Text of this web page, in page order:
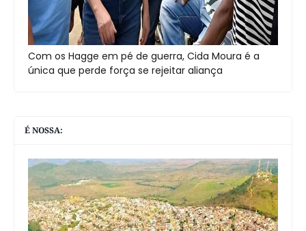
Com os Hagge em pé de guerra, Cida Moura é a
única que perde força se rejeitar aliança
É NOSSA: